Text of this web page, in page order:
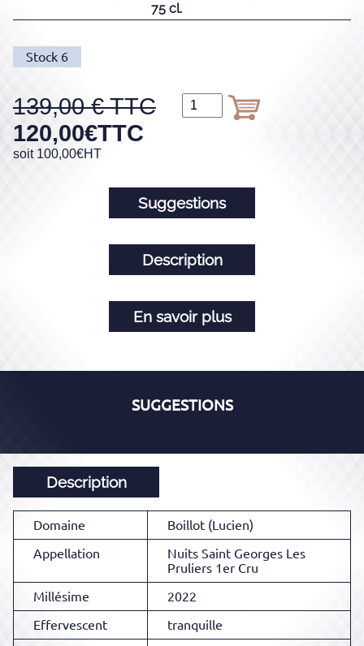
75 cl.
Stock 6
139,00
120,00€TTC
soit 100,00€HT
Suggestions
Description
En savoir plus
SUGGESTIONS
Description
Domaine
Boillot (Lucien)
Appellation
Nuits Saint Georges Les
Pruliers 1er Cru
Millésime
2022
Effervescent
tranquille